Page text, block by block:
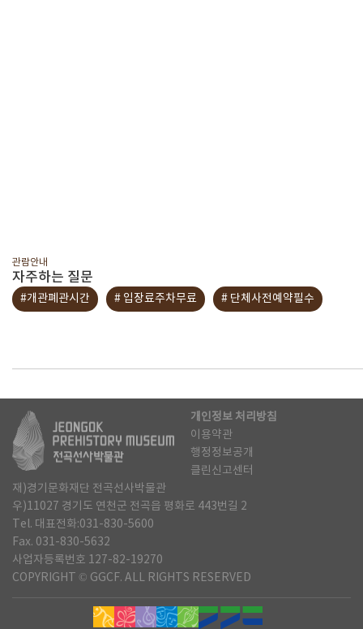
관람안내
자주하는 질문
#개관폐관시간 # 입장료주차무료 # 단체사전예약필수
개인정보 처리방침
이용약관
행정정보공개
클린신고센터
재)경기문화재단 전곡선사박물관
우)11027 경기도 연천군 전곡읍 평화로 443번길 2
Tel. 대표전화:031-830-5600
Fax. 031-830-5632
사업자등록번호 127-82-19270
COPYRIGHT © GGCF. ALL RIGHTS RESERVED